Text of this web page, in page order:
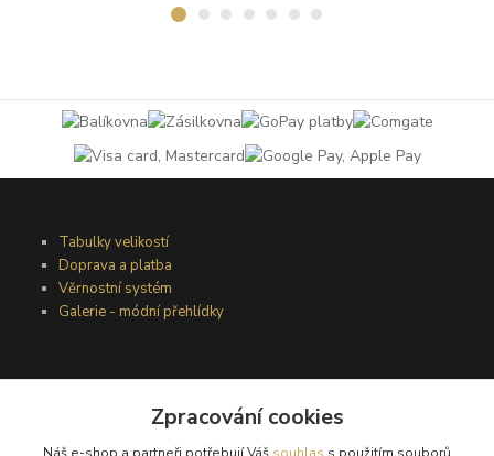
Tabulky velikostí
Doprava a platba
Věrnostní systém
Galerie - módní přehlídky
Obchodní podmínky
Ochrana osobních údajů
Zpracování cookies
Náš e-shop a partneři potřebují Váš souhlas s použitím souborů